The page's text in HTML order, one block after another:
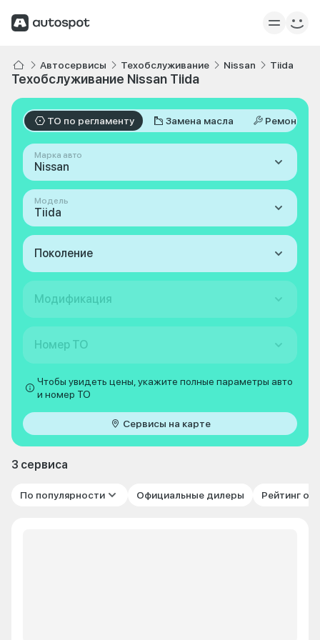
Автосервисы Техобслуживание Nissan Tiida
Техобслуживание Nissan Tiida
ТО по регламенту Замена масла Ремонт
Марка авто
Nissan
Модель
Tiida
Поколение
Модификация
Номер ТО
Чтобы увидеть цены, укажите полные параметры авто
и номер ТО
Сервисы на карте
3 сервиса
По популярности Официальные дилеры Рейтинг